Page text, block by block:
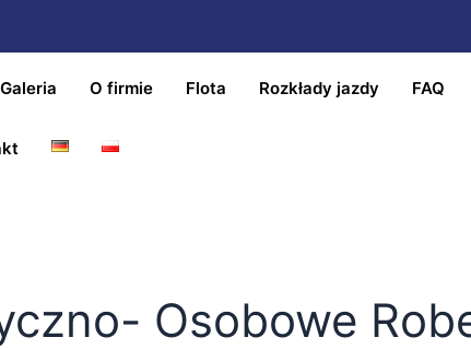
Galeria O firmie Flota Rozkłady jazdy FAQ
Osobowe